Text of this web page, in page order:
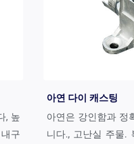
, 높
구
아연 다이 캐스팅
아연은 강인함과 정
니다., 고난실 주물.